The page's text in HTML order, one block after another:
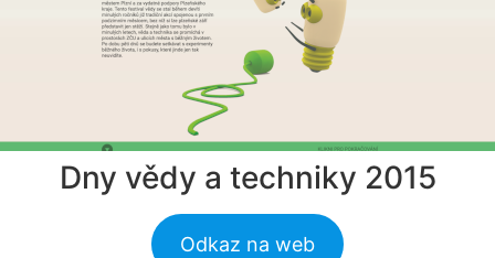
Dny vědy a techniky 2015
Odkaz na web